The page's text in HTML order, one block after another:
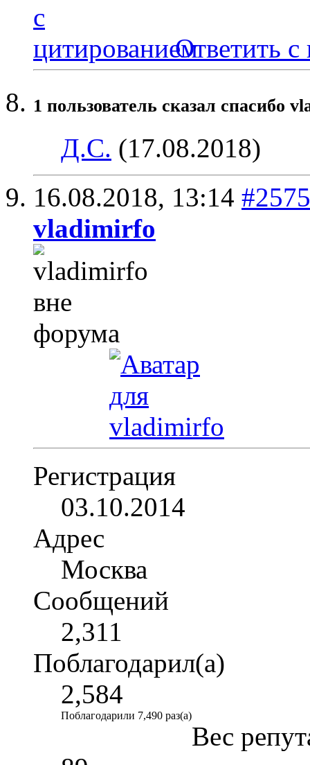
Ответить с
1 пользователь сказал cпасибо
Д.С. (17.08.2018)
16.08.2018, 13:14 #2575
vladimirfo
Регистрация
03.10.2014
Адрес
Москва
Сообщений
2,311
Поблагодарил(а)
2,584
Поблагодарили 7,490 раз(а)
Вес